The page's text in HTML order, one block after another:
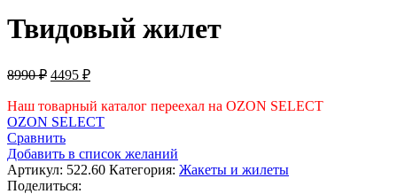
16990 ₽.
Твидовый жилет
8990₽ Первоначальная
составляла
8990 ₽.
4495 ₽Текущая
4495 ₽.
Наш товарный каталог переехал на OZON SELECT
OZON SELECT
Сравнить
Добавить в список желаний
Артикул: 522.60 Категория: Жакеты и жилеты
Поделиться: